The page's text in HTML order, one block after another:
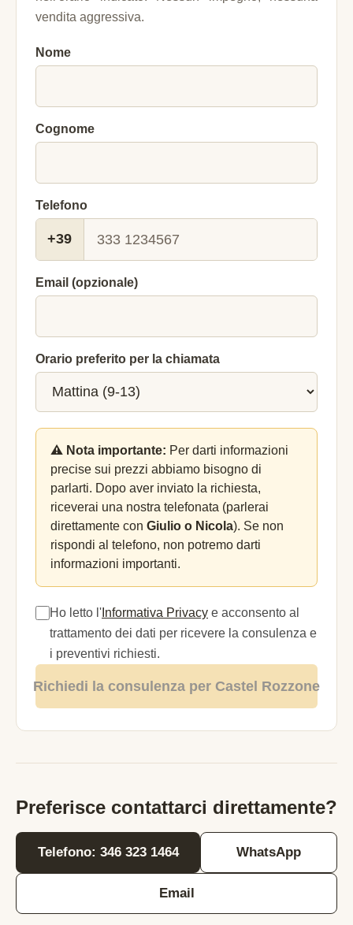
vendita aggressiva.
Nome
Cognome
Telefono
+39
Email (opzionale)
Orario preferito per la chiamata
⚠️ Nota importante: Per darti informazioni
precise sui prezzi abbiamo bisogno di
parlarti. Dopo aver inviato la richiesta,
riceverai una nostra telefonata (parlerai
direttamente con Giulio o Nicola). Se non
rispondi al telefono, non potremo darti
informazioni importanti.
Ho letto l' Informativa Privacy e acconsento al
trattamento dei dati per ricevere la consulenza e
i preventivi richiesti.
Richiedi la consulenza per Castel Rozzone
Preferisce contattarci direttamente?
Telefono: 346 323 1464 WhatsApp
Email